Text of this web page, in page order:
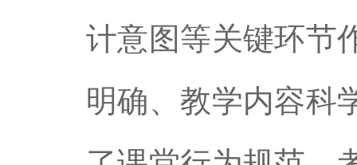
计意图等关键环节
明确、教学内容科